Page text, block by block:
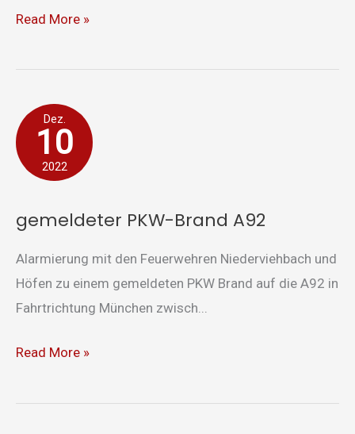
Read More »
Dez.
10
2022
gemeldeter PKW-Brand A92
Alarmierung mit den Feuerwehren Niederviehbach und
Höfen zu einem gemeldeten PKW Brand auf die A92 in
Fahrtrichtung München zwisch...
gemeldeter
PKW-
Brand
Read More »